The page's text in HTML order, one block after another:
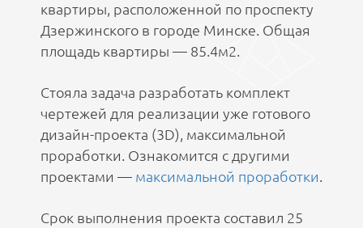
квартиры, расположенной по проспекту
Дзержинского в городе Минске. Общая
площадь квартиры — 85.4м2.
Стояла задача разработать комплект
чертежей для реализации уже готового
дизайн-проекта (3D), максимальной
проработки. Ознакомится с другими
проектами — максимальной проработки.
Срок выполнения проекта составил 25